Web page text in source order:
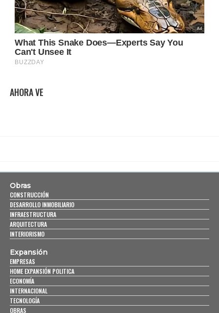
AHORA VE
Obras
CONSTRUCCIÓN
DESARROLLO INMOBILIARIO
INFRAESTRUCTURA
ARQUITECTURA
INTERIORISMO
Expansión
EMPRESAS
HOME EXPANSIÓN POLITICA
ECONOMÍA
INTERNACIONAL
TECNOLOGÍA
OBRAS